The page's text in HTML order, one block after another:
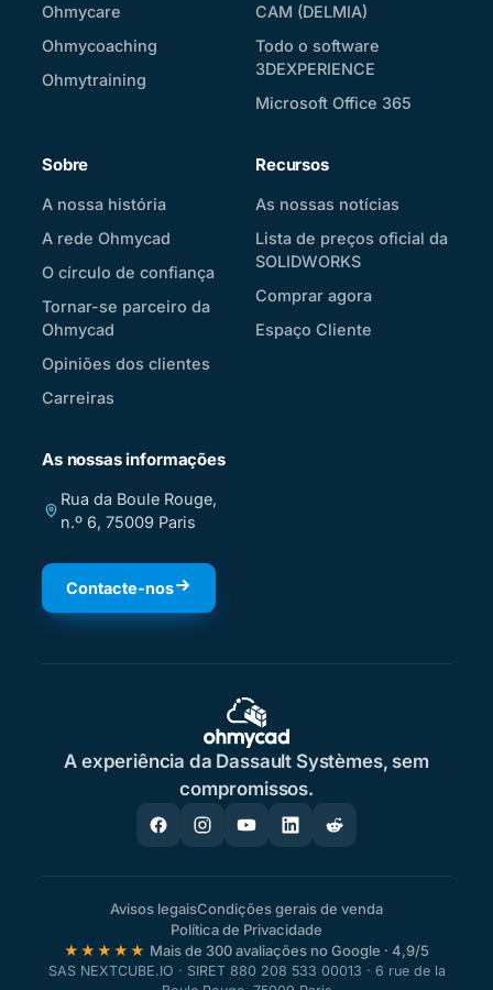
Ohmycare
Ohmycoaching
Ohmytraining
CAM (DELMIA)
Todo o software
3DEXPERIENCE
Microsoft Office 365
Sobre
A nossa história
A rede Ohmycad
O círculo de confiança
Tornar-se parceiro da
Ohmycad
Opiniões dos clientes
Carreiras
Recursos
As nossas notícias
Lista de preços oficial da
SOLIDWORKS
Comprar agora
Espaço Cliente
As nossas informações
Rua da Boule Rouge,
n.º 6, 75009 Paris
Contacte-nos
A experiência da Dassault Systèmes, sem
compromissos.
Avisos legaisCondições gerais de venda
Política de Privacidade
★★★★★ Mais de 300 avaliações no Google · 4,9/5
SAS NEXTCUBE.IO · SIRET 880 208 533 00013 · 6 rue de la